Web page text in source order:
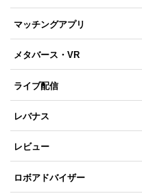
マッチングアプリ
メタバース・VR
ライブ配信
レバナス
レビュー
ロボアドバイザー